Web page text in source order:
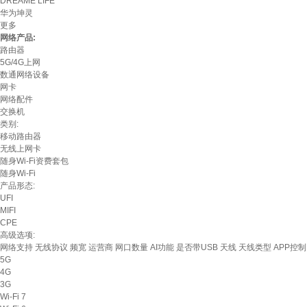
华为坤灵
更多
网络产品:
路由器
5G/4G上网
数通网络设备
网卡
网络配件
交换机
类别:
移动路由器
无线上网卡
随身Wi-Fi资费套包
随身Wi-Fi
产品形态:
UFI
MIFI
CPE
高级选项:
网络支持 无线协议 频宽 运营商 网口数量 AI功能 是否带USB 天线 天线类型 APP控制
5G
4G
3G
Wi-Fi 7